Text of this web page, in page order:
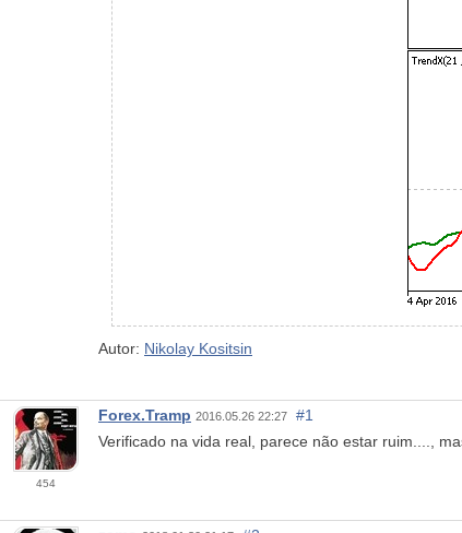
Autor: Nikolay Kositsin
454
Forex.Tramp 2016.05.26 22:27
#1
Verificado na vida real, parece não estar ruim....,